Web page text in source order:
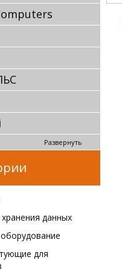
Развернуть
данных
для